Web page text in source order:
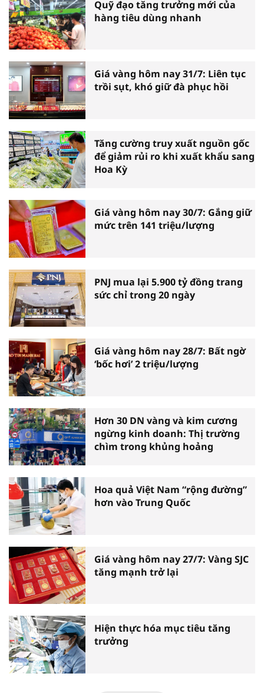
Quỹ đạo tăng trưởng mới của
hàng tiêu dùng nhanh
Giá vàng hôm nay 31/7: Liên tục
trồi sụt, khó giữ đà phục hồi
Tăng cường truy xuất nguồn gốc
để giảm rủi ro khi xuất khẩu sang
Hoa Kỳ
Giá vàng hôm nay 30/7: Gắng giữ
mức trên 141 triệu/lượng
PNJ mua lại 5.900 tỷ đồng trang
sức chỉ trong 20 ngày
Giá vàng hôm nay 28/7: Bất ngờ
‘bốc hơi’ 2 triệu/lượng
Hơn 30 DN vàng và kim cương
ngừng kinh doanh: Thị trường
chìm trong khủng hoảng
Hoa quả Việt Nam “rộng đường”
hơn vào Trung Quốc
Giá vàng hôm nay 27/7: Vàng SJC
tăng mạnh trở lại
Hiện thực hóa mục tiêu tăng
trưởng